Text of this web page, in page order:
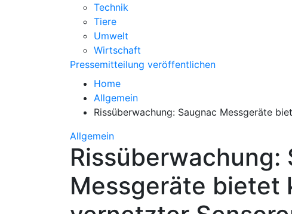
Technik
Tiere
Umwelt
Wirtschaft
Pressemitteilung veröffentlichen
Home
Allgemein
Rissüberwachung: Saugnac Messgeräte
Allgemein
Rissüberwachung:
Messgeräte bietet